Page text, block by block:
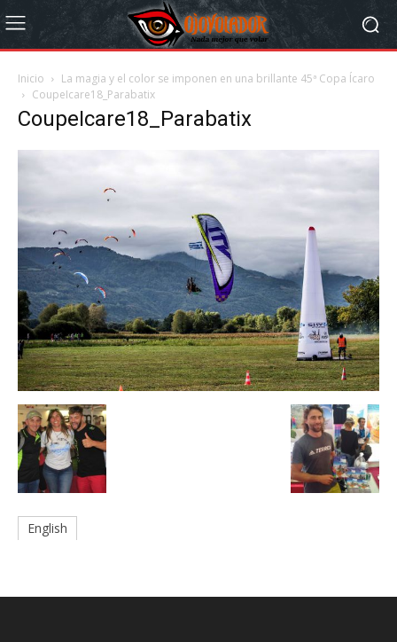
Inicio
La magia y el color se imponen en una brillante 45ª Copa Ícaro
CoupeIcare18_Parabatix
CoupeIcare18_Parabatix
English